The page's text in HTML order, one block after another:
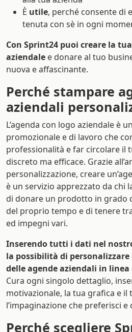
È utile, perché consente di
tenuta con sè in ogni
Con Sprint24 puoi creare la
aziendale e donare al tuo
nuova e affascinante.
Perché stampare
aziendali
L’agenda con logo aziendale è
promozionale e di lavoro che
professionalità e far circolare il
discreto ma efficace. Grazie
personalizzazione, creare
è un servizio apprezzato da chi
di donare un prodotto in grado
del proprio tempo e di tenere
ed impegni vari.
Inserendo tutti i dati nel
la possibilità di
delle agende aziendali in
Cura ogni singolo dettaglio,
motivazionale, la tua grafica e il
l’impaginazione che preferisci
Perché scegliere